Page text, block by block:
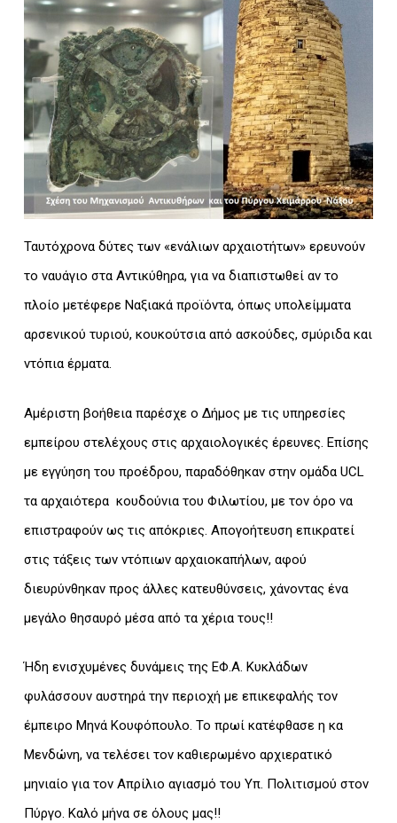
Ταυτόχρονα δύτες των «ενάλιων αρχαιοτήτων» ερευνούν
το ναυάγιο στα Αντικύθηρα, για να διαπιστωθεί αν το
πλοίο μετέφερε Ναξιακά προϊόντα, όπως υπολείμματα
αρσενικού τυριού, κουκούτσια από ασκούδες, σμύριδα και
ντόπια έρματα.
Αμέριστη βοήθεια παρέσχε ο Δήμος με τις υπηρεσίες
εμπείρου στελέχους στις αρχαιολογικές έρευνες. Επίσης
με εγγύηση του προέδρου, παραδόθηκαν στην ομάδα UCL
τα αρχαιότερα κουδούνια του Φιλωτίου, με τον όρο να
επιστραφούν ως τις απόκριες. Απογοήτευση επικρατεί
στις τάξεις των ντόπιων αρχαιοκαπήλων, αφού
διευρύνθηκαν προς άλλες κατευθύνσεις, χάνοντας ένα
μεγάλο θησαυρό μέσα από τα χέρια τους!!
Ήδη ενισχυμένες δυνάμεις της ΕΦ.Α. Κυκλάδων
φυλάσσουν αυστηρά την περιοχή με επικεφαλής τον
έμπειρο Μηνά Κουφόπουλο. Το πρωί κατέφθασε η κα
Μενδώνη, να τελέσει τον καθιερωμένο αρχιερατικό
μηνιαίο για τον Απρίλιο αγιασμό του Υπ. Πολιτισμού στον
Πύργο. Καλό μήνα σε όλους μας!!